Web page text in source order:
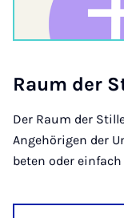
Raum der
Der Raum der
Angehörigen der
beten oder